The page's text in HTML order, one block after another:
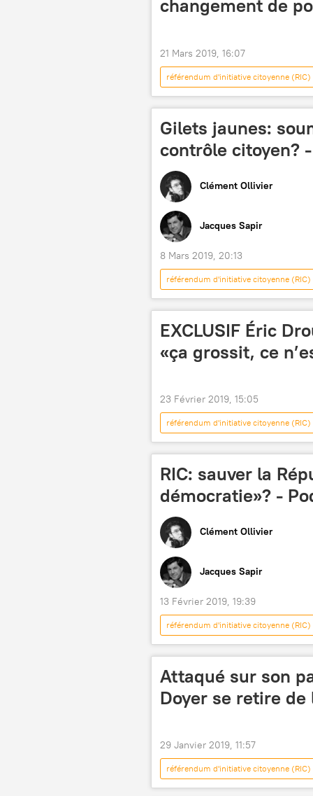
médias étrangers
black bloc
changement de
21 Mars 2019, 16:07
référendum d'initiative citoyenne (RIC)
gilets jaunes
grand débat
Gilets jaunes:
contrôle citoyen?
Clément Ollivier
Jacques Sapir
8 Mars 2019, 20:13
référendum d'initiative citoyenne (RIC)
Mouvement des Gilets jaunes après
Banque centrale européenne (BCE)
union monétaire
monnaie
EXCLUSIF Éric
«ça grossit, ce
23 Février 2019, 15:05
référendum d'initiative citoyenne (RIC)
Eric Drouet
mobilisation
RIC: sauver la
démocratie»? -
Clément Ollivier
Jacques Sapir
13 Février 2019, 19:39
référendum d'initiative citoyenne (RIC)
gilets jaunes
Podcasts
Attaqué sur son
Doyer se retire
29 Janvier 2019, 11:57
référendum d'initiative citoyenne (RIC)
La République en Marche! (LREM)